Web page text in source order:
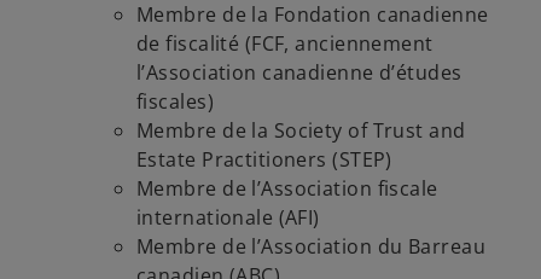
Membre de la Fondation canadienne
de fiscalité (FCF, anciennement
l’Association canadienne d’études
fiscales)
Membre de la Society of Trust and
Estate Practitioners (STEP)
Membre de l’Association fiscale
internationale (AFI)
Membre de l’Association du Barreau